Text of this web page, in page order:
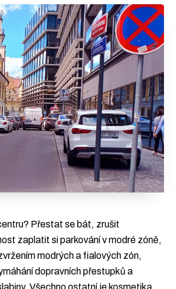
nás
se
Přestat se bát, zrušit
zaplatit si parkování v modré zóně,
modrých a fialových zón,
dopravních přestupků a
Všechno ostatní je kosmetika,